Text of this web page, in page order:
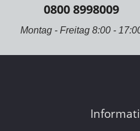
0800 8998009
Montag - Freitag 8:00 -